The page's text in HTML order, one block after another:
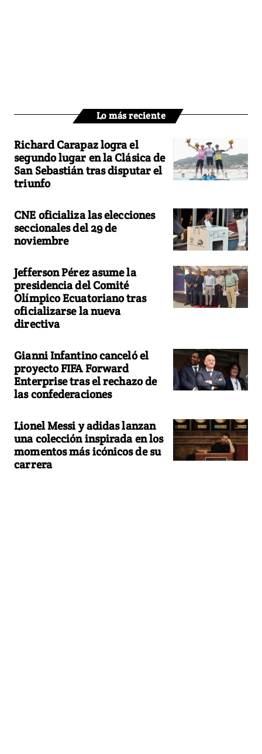
Lo más reciente
Richard Carapaz logra el
segundo lugar en la Clásica de
San Sebastián tras disputar el
triunfo
CNE oficializa las elecciones
seccionales del 29 de
noviembre
Jefferson Pérez asume la
presidencia del Comité
Olímpico Ecuatoriano tras
oficializarse la nueva
directiva
Gianni Infantino canceló el
proyecto FIFA Forward
Enterprise tras el rechazo de
las confederaciones
Lionel Messi y adidas lanzan
una colección inspirada en los
momentos más icónicos de su
carrera